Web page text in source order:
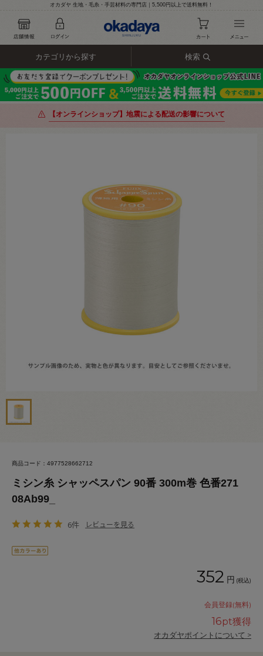
オカダヤ 生地・毛糸・手芸材料の専門店｜5,500円以上で送料無料！
カテゴリから探す 検索
【オンラインショップ】地震による配送の影響について
商品コード：4977528662712
ミシン糸 シャッペスパン 90番 300m巻 色番271
08Ab99_
6件 レビューを見る
352 円 (税込)
会員登録(無料)
16pt獲得
オカダヤポイントについて >